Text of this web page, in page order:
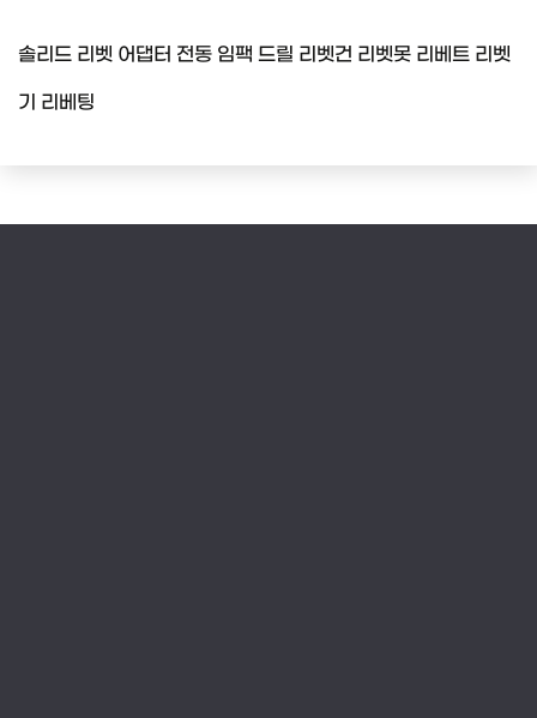
솔리드 리벳 어댑터 전동 임팩 드릴 리벳건 리벳못 리베트 리벳
기 리베팅